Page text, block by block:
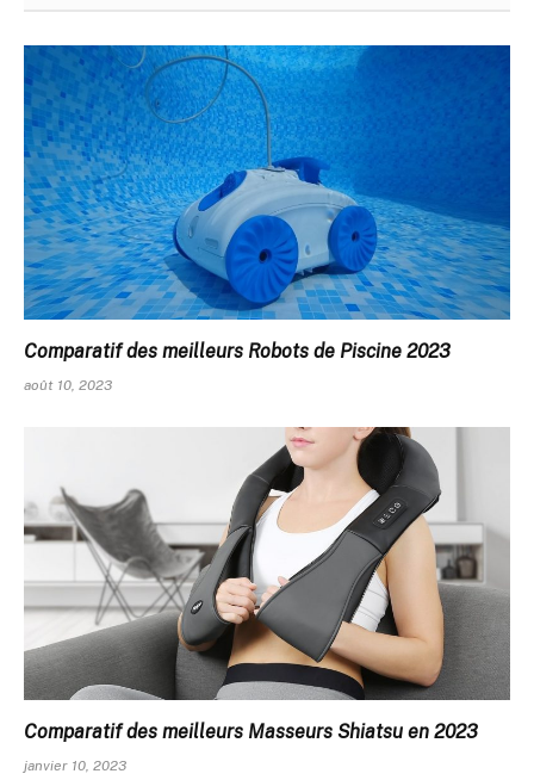
Comparatif des meilleurs Robots de Piscine 2023
août 10, 2023
Comparatif des meilleurs Masseurs Shiatsu en 2023
janvier 10, 2023